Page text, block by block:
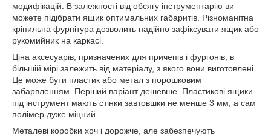
модифікацій. В залежності від обсягу інструментарію ви
можете підібрати ящик оптимальних габаритів. Різноманітна
кріпильна фурнітура дозволить надійно зафіксувати ящик або
рукомийник на каркасі.
Ціна аксесуарів, призначених для причепів і фургонів, в
більшій мірі залежить від матеріалу, з якого вони виготовлені.
Це може бути пластик або метал з порошковим
забарвленням. Перший варіант дешевше. Пластикові ящики
під інструмент мають стінки завтовшки не менше 3 мм, а сам
полімер дуже міцний.
Металеві коробки хоч і дорожче, але забезпечують